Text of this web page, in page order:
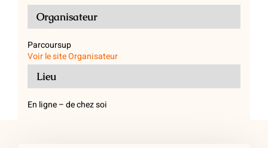
Lieu
En ligne – de chez soi
Organisateur
Parcoursup
Voir le site Organisateur